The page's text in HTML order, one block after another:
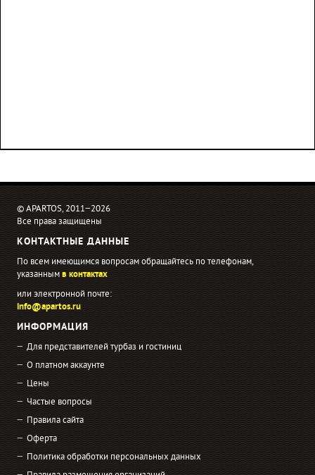
© APARTOS, 2011−2026
Все права защищены
КОНТАКТНЫЕ ДАННЫЕ
По всем имеющимся вопросам обращайтесь по телефонам,
указаннымв контактах
или электронной почте:
info@apartos.ru
ИНФОРМАЦИЯ
Для представителей турбаз и гостиниц
О платном аккаунте
Цены
Частые вопросы
Правила сайта
Оферта
Политика обработки персональных данных